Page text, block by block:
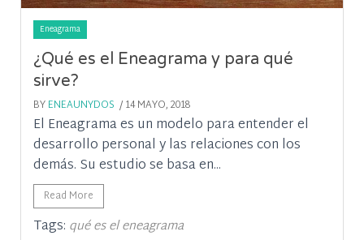
Eneagrama
¿Qué es el Eneagrama y para qué
sirve?
BYENEAUNYDOS / 14 MAYO, 2018
El Eneagrama es un modelo para entender el
desarrollo personal y las relaciones con los
demás. Su estudio se basa en...
Read More
Tags: qué es el eneagrama